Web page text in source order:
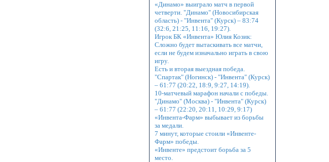
«Динамо» выиграло матч в первой
четверти. "Динамо" (Новосибирская
область) - "Инвента" (Курск) – 83:74
(32:6, 21:25, 11:16, 19:27).
Игрок БК «Инвента» Юлия Козик:
Сложно будет вытаскивать все матчи,
если не будем изначально играть в свою
игру.
Есть и вторая выездная победа.
"Спартак" (Ногинск) - "Инвента" (Курск)
– 61:77 (20:22, 18:9, 9:27, 14:19).
10-матчевый марафон начали с победы.
"Динамо" (Москва) - "Инвента" (Курск)
– 61:77 (22:20, 20:11, 10:29, 9:17)
«Инвента-Фарм» выбывает из борьбы
за медали.
7 минут, которые стоили «Инвенте-
Фарм» победы.
«Инвенте» предстоит борьба за 5
место.